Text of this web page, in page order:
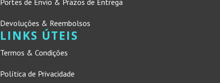
Devoluções & Reembolsos
LINKS ÚTEIS
Termos & Condições
Política de Privacidade